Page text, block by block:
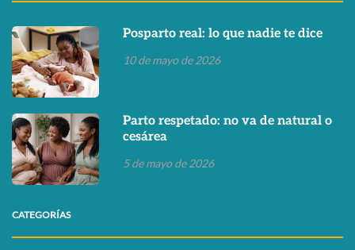
Posparto real: lo que nadie te dice
10 de mayo de 2026
Parto respetado: no va de natural o
cesárea
5 de mayo de 2026
CATEGORÍAS